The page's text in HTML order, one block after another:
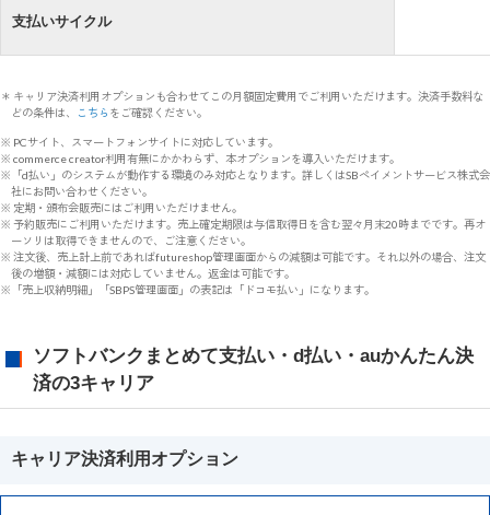
支払いサイクル
＊ キャリア決済利用オプションも合わせてこの月額固定費用でご利用いただけます。決済手数料な
どの条件は、
こちら をご確認ください。
※ PCサイト、スマートフォンサイトに対応しています。
※ commerce creator利用有無にかかわらず、本オプションを導入いただけます。
※「d払い」のシステムが動作する環境のみ対応となります。詳しくはSBペイメントサービス株式会
社にお問い合わせください。
※ 定期・頒布会販売にはご利用いただけません。
※ 予約販売にご利用いただけます。売上確定期限は与信取得日を含む翌々月末20時までです。再オ
ーソリは取得できませんので、ご注意ください。
※ 注文後、売上計上前であればfutureshop管理画面からの減額は可能です。それ以外の場合、注文
後の増額・減額には対応していません。返金は可能です。
※「売上収納明細」「SBPS管理画面」の表記は「ドコモ払い」になります。
ソフトバンクまとめて支払い・d払い・auかんたん決
済の3キャリア
キャリア決済利用オプション